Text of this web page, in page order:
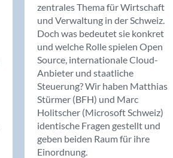
zentrales Thema für Wirtschaft
und Verwaltung in der Schweiz.
Doch was bedeutet sie konkret
und welche Rolle spielen Open
Source, internationale Cloud-
Anbieter und staatliche
Steuerung? Wir haben Matthias
Stürmer (BFH) und Marc
Holitscher (Microsoft Schweiz)
identische Fragen gestellt und
geben beiden Raum für ihre
Einordnung.